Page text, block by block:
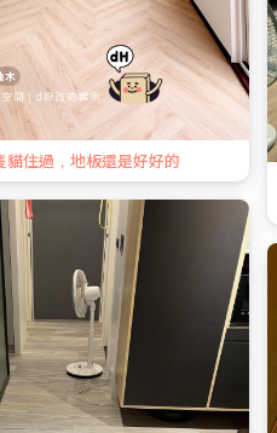
貓住過，地板還是好好的